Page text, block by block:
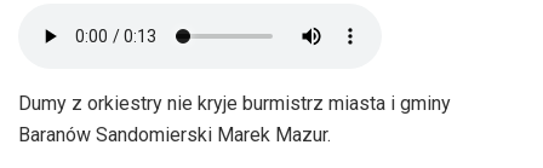
Dumy z orkiestry nie kryje burmistrz miasta i gminy
Baranów Sandomierski Marek Mazur.